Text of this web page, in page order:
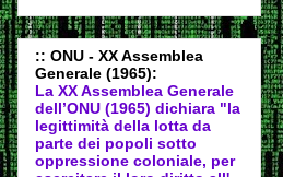
:: ONU - XX Assemblea
Generale (1965):
La XX Assemblea Generale
dell’ONU (1965) dichiara "la
legittimità della lotta da
parte dei popoli sotto
oppressione coloniale, per